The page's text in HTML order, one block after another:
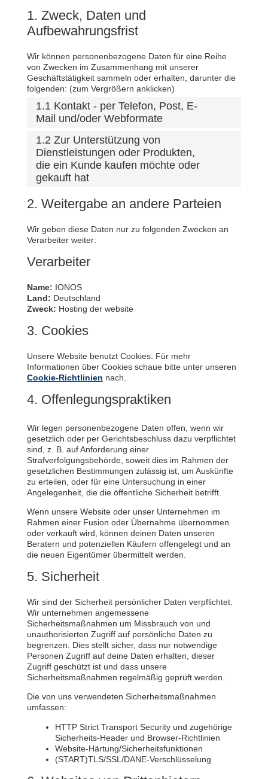
1. Zweck, Daten und
Aufbewahrungsfrist
Wir können personenbezogene Daten für eine Reihe
von Zwecken im Zusammenhang mit unserer
Geschäftstätigkeit sammeln oder erhalten, darunter die
folgenden: (zum Vergrößern anklicken)
1.1 Kontakt - per Telefon, Post, E-
Mail und/oder Webformate
1.2 Zur Unterstützung von
Dienstleistungen oder Produkten,
die ein Kunde kaufen möchte oder
gekauft hat
2. Weitergabe an andere Parteien
Wir geben diese Daten nur zu folgenden Zwecken an
Verarbeiter weiter:
Verarbeiter
Name: IONOS
Land: Deutschland
Zweck: Hosting der website
3. Cookies
Unsere Website benutzt Cookies. Für mehr
Informationen über Cookies schaue bitte unter unseren
Cookie-Richtlinien nach.
4. Offenlegungspraktiken
Wir legen personenbezogene Daten offen, wenn wir
gesetzlich oder per Gerichtsbeschluss dazu verpflichtet
sind, z. B. auf Anforderung einer
Strafverfolgungsbehörde, soweit dies im Rahmen der
gesetzlichen Bestimmungen zulässig ist, um Auskünfte
zu erteilen, oder für eine Untersuchung in einer
Angelegenheit, die die öffentliche Sicherheit betrifft.
Wenn unsere Website oder unser Unternehmen im
Rahmen einer Fusion oder Übernahme übernommen
oder verkauft wird, können deinen Daten unseren
Beratern und potenziellen Käufern offengelegt und an
die neuen Eigentümer übermittelt werden.
5. Sicherheit
Wir sind der Sicherheit persönlicher Daten verpflichtet.
Wir unternehmen angemessene
Sicherheitsmaßnahmen um Missbrauch von und
unauthorisierten Zugriff auf persönliche Daten zu
begrenzen. Dies stellt sicher, dass nur notwendige
Personen Zugriff auf deine Daten erhalten, dieser
Zugriff geschützt ist und dass unsere
Sicherheitsmaßnahmen regelmäßig geprüft werden.
Die von uns verwendeten Sicherheitsmaßnahmen
umfassen:
HTTP Strict Transport Security und zugehörige
Sicherheits-Header und Browser-Richtlinien
Website-Härtung/Sicherheitsfunktionen
(START)TLS/SSL/DANE-Verschlüsselung